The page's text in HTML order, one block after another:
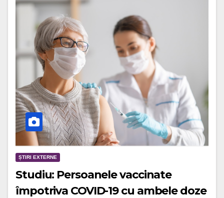
ȘTIRI EXTERNE
Studiu: Persoanele vaccinate
împotriva COVID-19 cu ambele doze